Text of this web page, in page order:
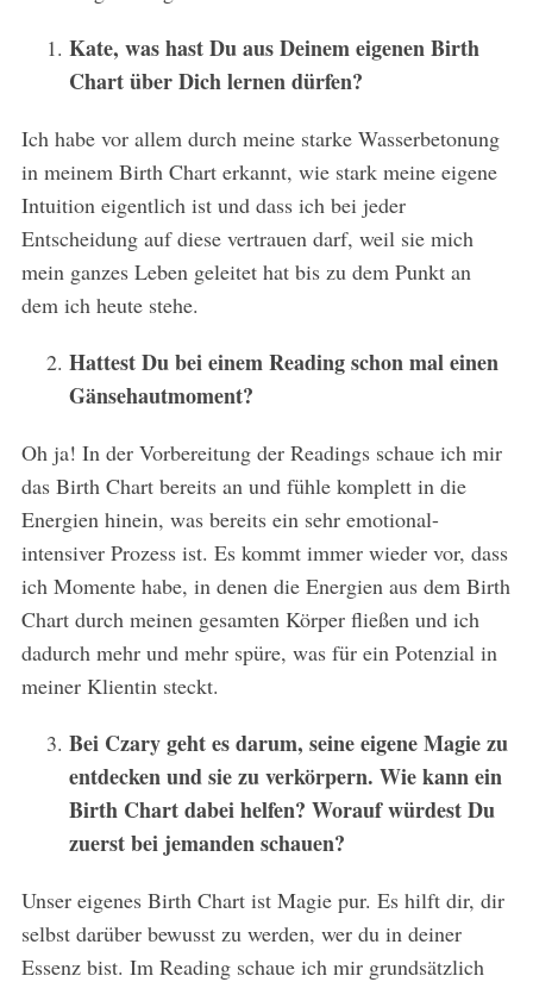
Kate, was hast Du aus Deinem eigenen Birth
Chart über Dich lernen dürfen?
Ich habe vor allem durch meine starke Wasserbetonung
in meinem Birth Chart erkannt, wie stark meine eigene
Intuition eigentlich ist und dass ich bei jeder
Entscheidung auf diese vertrauen darf, weil sie mich
mein ganzes Leben geleitet hat bis zu dem Punkt an
dem ich heute stehe.
Hattest Du bei einem Reading schon mal einen
Gänsehautmoment?
Oh ja! In der Vorbereitung der Readings schaue ich mir
das Birth Chart bereits an und fühle komplett in die
Energien hinein, was bereits ein sehr emotional-
intensiver Prozess ist. Es kommt immer wieder vor, dass
ich Momente habe, in denen die Energien aus dem Birth
Chart durch meinen gesamten Körper fließen und ich
dadurch mehr und mehr spüre, was für ein Potenzial in
meiner Klientin steckt.
Bei Czary geht es darum, seine eigene Magie zu
entdecken und sie zu verkörpern. Wie kann ein
Birth Chart dabei helfen? Worauf würdest Du
zuerst bei jemanden schauen?
Unser eigenes Birth Chart ist Magie pur. Es hilft dir, dir
selbst darüber bewusst zu werden, wer du in deiner
Essenz bist. Im Reading schaue ich mir grundsätzlich